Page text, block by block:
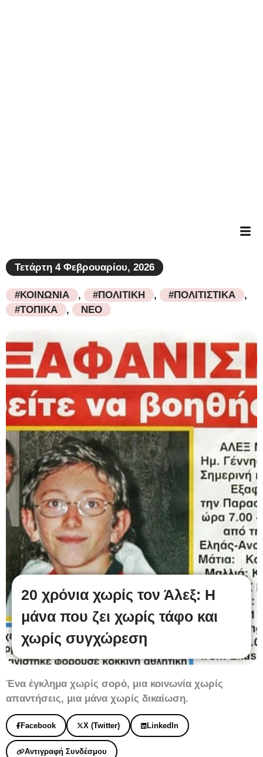
Τετάρτη 4 Φεβρουαρίου, 2026
#ΚΟΙΝΩΝΙΑ , #ΠΟΛΙΤΙΚΗ , #ΠΟΛΙΤΙΣΤΙΚΑ
,
#ΤΟΠΙΚΑ
, ΝΕΟ
20 χρόνια χωρίς τον Άλεξ: Η
μάνα που ζει χωρίς τάφο και
χωρίς συγχώρεση
Ένα έγκλημα χωρίς σορό, μια κοινωνία χωρίς
απαντήσεις, μια μάνα χωρίς δικαίωση.
Facebook X (Twitter) LinkedIn
Αντιγραφή Συνδέσμου